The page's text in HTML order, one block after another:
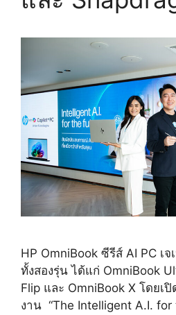
HP OmniBook ซีรีส์ AI PC เ
ทั้งสองรุ่น ได้แก่ OmniBook
Flip และ OmniBook X โดยเ
งาน “The Intelligent A.I. for